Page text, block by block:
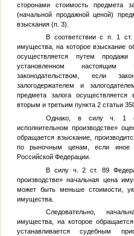
сторонами стоимость предмета
(начальной продажной ценой)
взыскания (п. 3).
В соответствии с п. 1
имущества, на которое взыскание
осуществляется путем
установленном настоящим
законодательством, если
залогодержателем и
предмета залога осуществляется
вторым и третьим пункта 2 статьи
Однако, в силу ч. 1
исполнительном производстве»
обращается взыскание,
по рыночным ценам, если иное
Российской Федерации.
В силу ч. 2 ст. 89
производстве» начальная цена
может быть меньше стоимости,
имущества.
Следовательно,
имущества, на которое
устанавливается судебным